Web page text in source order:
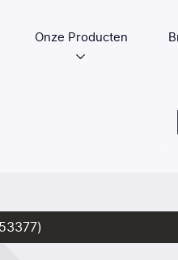
Onze Producten